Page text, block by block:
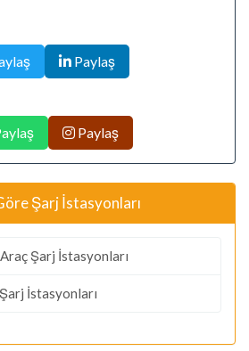
Paylaş
Paylaş
Şarj İstasyonları
Şarj İstasyonları
İstasyonları